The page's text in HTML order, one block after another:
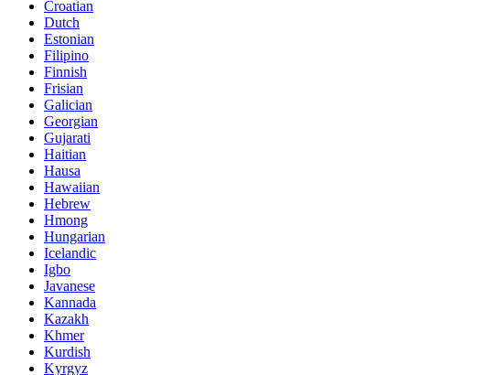
Croatian
Dutch
Estonian
Filipino
Finnish
Frisian
Galician
Georgian
Gujarati
Haitian
Hausa
Hawaiian
Hebrew
Hmong
Hungarian
Icelandic
Igbo
Javanese
Kannada
Kazakh
Khmer
Kurdish
Kyrgyz